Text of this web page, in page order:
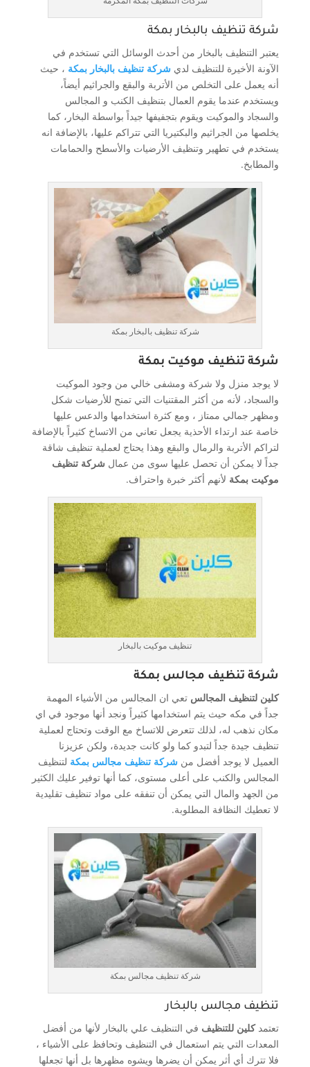
شركة تنظيف بالبخار بمكة
يعتبر التنظيف بالبخار من أحدث الوسائل التي تستخدم في
الآونة الأخيرة للتنظيف لدي شركة تنظيف بالبخار بمكة ، حيث
أنه يعمل على التخلص من الأتربة والبقع والجراثيم أيضاً،
ويستخدم عندما يقوم العمال بتنظيف الكنب و المجالس
والسجاد والموكيت ويقوم بتجفيفها جيداً بواسطة البخار، كما
يخلصها من الجراثيم والبكتيريا التي تتراكم عليها، بالإضافة انه
يستخدم في تطهير وتنظيف الأرضيات والأسطح والحمامات
والمطابخ.
شركة تنظيف بالبخار بمكة
شركة تنظيف موكيت بمكة
لا يوجد منزل ولا شركة ومشفى خالي من وجود الموكيت
والسجاد، لأنه من أكثر المقتنيات التي تمنح للأرضيات شكل
ومظهر جمالي ممتاز ، ومع كثرة استخدامها والدعس عليها
خاصة عند ارتداء الأحذية يجعل تعاني من الاتساخ كثيراً بالإضافة
لتراكم الأتربة والرمال والبقع وهذا يحتاج لعملية تنظيف شاقة
جداً لا يمكن أن تحصل عليها سوى من عمال شركة تنظيف
موكيت بمكة لأنهم أكثر خبرة واحتراف.
تنظيف موكيت بالبخار
شركة تنظيف مجالس بمكة
كلين لتنظيف المجالس تعي ان المجالس من الأشياء المهمة
جداً في مكه حيث يتم استخدامها كثيراً ونجد أنها موجود في اي
مكان نذهب له، لذلك تتعرض للاتساخ مع الوقت وتحتاج لعملية
تنظيف جيدة جداً لتبدو كما ولو كانت جديدة، ولكن عزيزنا
العميل لا يوجد أفضل من شركة تنظيف مجالس بمكة لتنظيف
المجالس والكنب على أعلى مستوى، كما أنها توفير عليك الكثير
من الجهد والمال التي يمكن أن تنفقه على مواد تنظيف تقليدية
لا تعطيك النظافة المطلوبة.
شركة تنظيف مجالس بمكة
تنظيف مجالس بالبخار
تعتمدكلين للتنظيف في التنظيف علي بالبخار لأنها من أفضل
المعدات التي يتم استعمال في التنظيف وتحافظ على الأشياء ،
فلا تترك أي أثر يمكن أن يضرها ويشوه مظهرها بل أنها تجعلها